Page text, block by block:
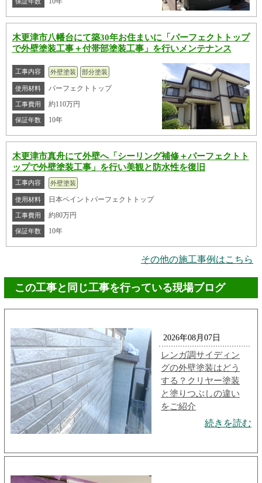
木更津市八幡台にて築30年お住まいに「パーフェクトトップ
で外壁塗装工事＋付帯部塗装工事」を行いメンテナンス
工事内容 外壁塗装 部分塗装
使用材料 パーフェクトトップ
工事費用 約110万円
保証年数 10年
木更津市真舟にて外壁へ「シーリング補修＋パーフェクトト
ップで外壁塗装工事」を行い美観と防水性を復旧
工事内容 外壁塗装
使用材料 日本ペイントパーフェクトトップ
工事費用 約80万円
保証年数 10年
その他の施工事例はこちら
この工事と同じ工事を行っている現場ブログ
2026年08月07日
レンガ調サイディン
グの外壁塗装はどう
する？クリヤー塗装
と塗りつぶしの違い
をご紹介
続きを読む